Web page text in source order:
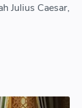
Julius Caesar,